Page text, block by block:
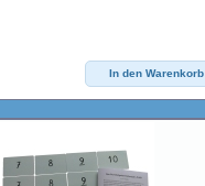
In den Warenkorb